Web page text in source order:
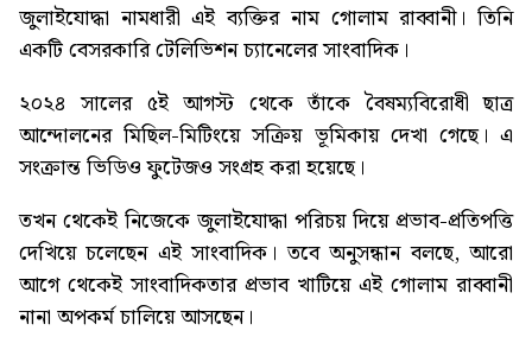
জুলাইযোদ্ধা নামধারী এই ব্যক্তির নাম গোলাম রাব্বানী। তিনি
একটি বেসরকারি টেলিভিশন চ্যানেলের সাংবাদিক।
২০২৪ সালের ৫ই আগস্ট থেকে তাঁকে বৈষম্যবিরোধী ছাত্র
আন্দোলনের মিছিল-মিটিংয়ে সক্রিয় ভূমিকায় দেখা গেছে। এ
সংক্রান্ত ভিডিও ফুটেজও সংগ্রহ করা হয়েছে।
তখন থেকেই নিজেকে জুলাইযোদ্ধা পরিচয় দিয়ে প্রভাব-প্রতিপত্তি
দেখিয়ে চলেছেন এই সাংবাদিক। তবে অনুসন্ধান বলছে, আরো
আগে থেকেই সাংবাদিকতার প্রভাব খাটিয়ে এই গোলাম রাব্বানী
নানা অপকর্ম চালিয়ে আসছেন।